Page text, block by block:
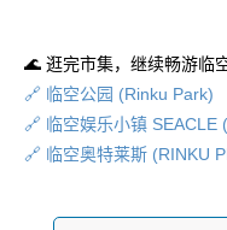
🌊 逛完市集，继续畅游临
🔗 临空公园 (Rinku Park)
🔗 临空娱乐小镇 SEACLE
🔗 临空奥特莱斯 (RINKU